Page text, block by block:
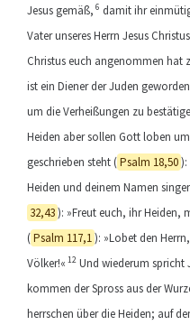
Jesus gemäß, 6 damit ihr
Vater unseres Herrn Jesus
Christus euch angenommen hat
ist ein Diener der Juden
um die Verheißungen zu
Heiden aber sollen Gott loben
geschrieben steht (Psalm 18,50):
Heiden und deinem Namen
32,43): »Freut euch, ihr Heiden,
(Psalm 117,1): »Lobet den
Völker!« 12 Und wiederum spricht
kommen der Spross aus der
herrschen über die Heiden; auf